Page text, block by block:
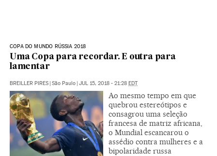
COPA DO MUNDO RÚSSIA 2018
Uma Copa para recordar. E outra para
lamentar
BREILLER PIRES | São Paulo | JUL 15, 2018 - 21:28 EDT
Ao mesmo tempo em que
quebrou estereótipos e
consagrou uma seleção
francesa de matriz africana,
o Mundial escancarou o
assédio contra mulheres e a
bipolaridade russa